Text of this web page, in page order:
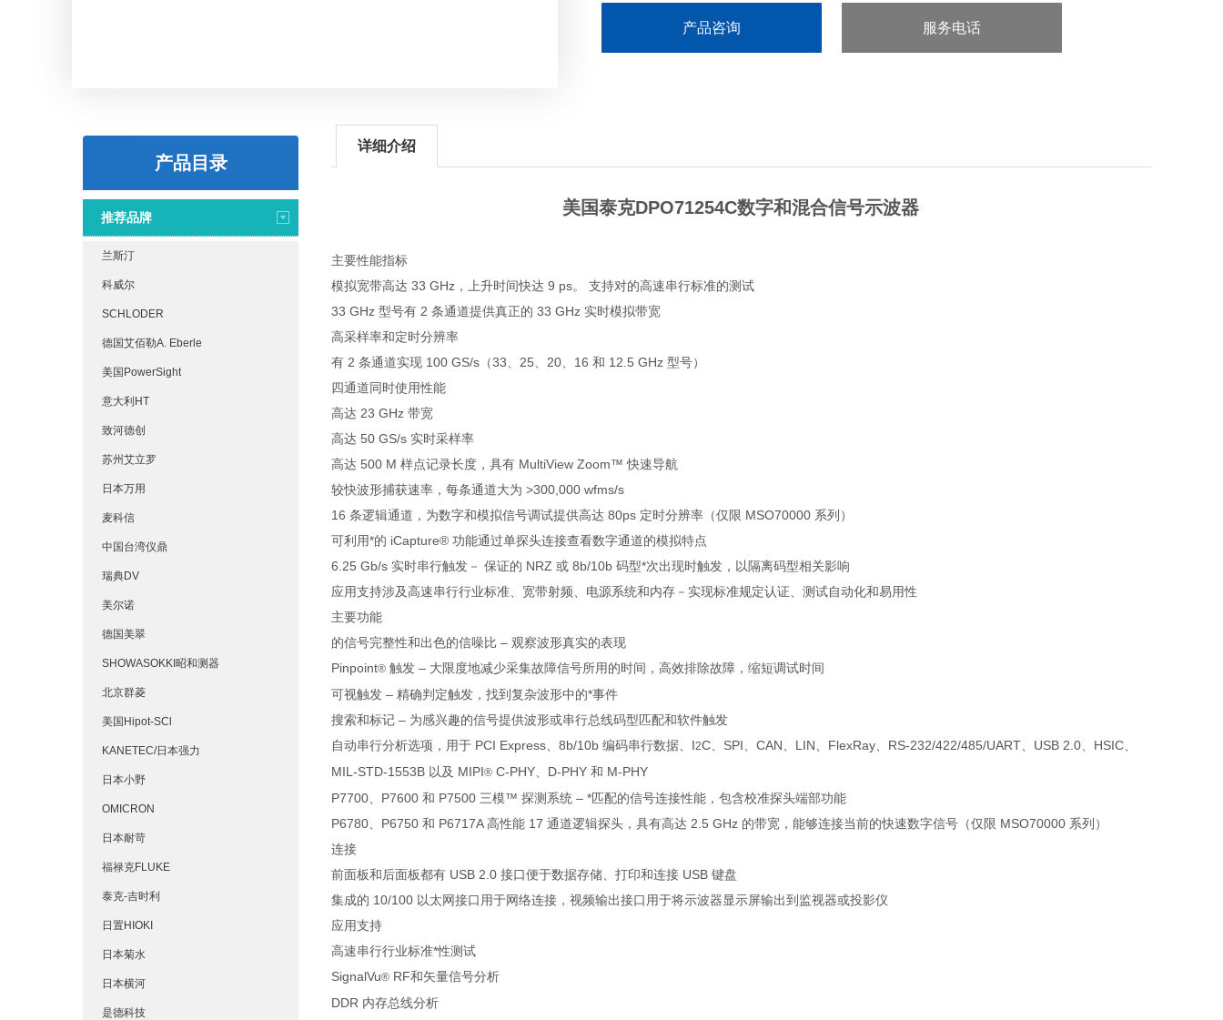
产品咨询 服务电话
产品目录
推荐品牌
兰斯汀
科威尔
SCHLODER
德国艾佰勒A. Eberle
美国PowerSight
意大利HT
致河德创
苏州艾立罗
日本万用
麦科信
中国台湾仪鼎
瑞典DV
美尔诺
德国美翠
SHOWASOKKI昭和测器
北京群菱
美国Hipot-SCl
KANETEC/日本强力
日本小野
OMICRON
日本耐苛
福禄克FLUKE
泰克-吉时利
日置HIOKI
日本菊水
日本横河
是德科技
详细介绍
美国泰克DPO71254C数字和混合信号示波器
主要性能指标
模拟宽带高达 33 GHz，上升时间快达 9 ps。 支持对的高速串行标准的测试
33 GHz 型号有 2 条通道提供真正的 33 GHz 实时模拟带宽
高采样率和定时分辨率
有 2 条通道实现 100 GS/s（33、25、20、16 和 12.5 GHz 型号）
四通道同时使用性能
高达 23 GHz 带宽
高达 50 GS/s 实时采样率
高达 500 M 样点记录长度，具有 MultiView Zoom™ 快速导航
较快波形捕获速率，每条通道大为 >300,000 wfms/s
16 条逻辑通道，为数字和模拟信号调试提供高达 80ps 定时分辨率（仅限 MSO70000 系列）
可利用*的 iCapture® 功能通过单探头连接查看数字通道的模拟特点
6.25 Gb/s 实时串行触发－ 保证的 NRZ 或 8b/10b 码型*次出现时触发，以隔离码型相关影响
应用支持涉及高速串行行业标准、宽带射频、电源系统和内存－实现标准规定认证、测试自动化和易用性
主要功能
的信号完整性和出色的信噪比 – 观察波形真实的表现
Pinpoint®触发 – 大限度地减少采集故障信号所用的时间，高效排除故障，缩短调试时间
可视触发 – 精确判定触发，找到复杂波形中的*事件
搜索和标记 – 为感兴趣的信号提供波形或串行总线码型匹配和软件触发
自动串行分析选项，用于 PCI Express、8b/10b 编码串行数据、I2C、SPI、CAN、LIN、FlexRay、RS-232/422/485/UART、USB 2.0、HSIC、
MIL-STD-1553B 以及 MIPI®C-PHY、D-PHY 和 M-PHY
P7700、P7600 和 P7500 三模™ 探测系统 – *匹配的信号连接性能，包含校准探头端部功能
P6780、P6750 和 P6717A 高性能 17 通道逻辑探头，具有高达 2.5 GHz 的带宽，能够连接当前的快速数字信号（仅限 MSO70000 系列）
连接
前面板和后面板都有 USB 2.0 接口便于数据存储、打印和连接 USB 键盘
集成的 10/100 以太网接口用于网络连接，视频输出接口用于将示波器显示屏输出到监视器或投影仪
应用支持
高速串行行业标准*性测试
SignalVu®RF和矢量信号分析
DDR 内存总线分析